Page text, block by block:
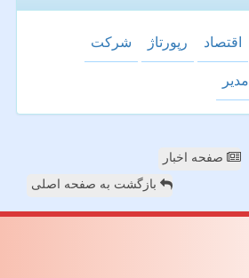
اقتصاد رپورتاژ شركت
مدیر
صفحه اخبار
بازگشت به صفحه اصلی